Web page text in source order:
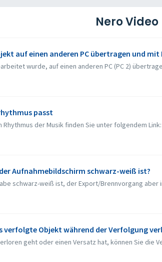
Nero Video
auf einen anderen PC übertragen und
wurde, auf einen anderen PC (PC 2)
passt
der Musik finden Sie unter folgendem
Aufnahmebildschirm schwarz-weiß ist?
schwarz-weiß ist, der Export/Brennvorgang
Objekt während der Verfolgung
geht oder einen Versatz hat, können Sie die